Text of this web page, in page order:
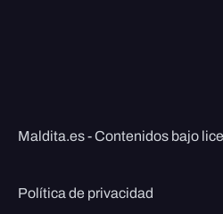
Maldita.es - Contenidos bajo
Política de privacidad